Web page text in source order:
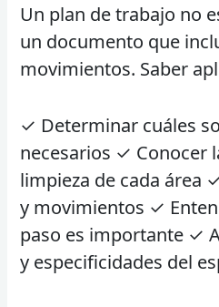
Un plan de trabajo no
un documento que
movimientos. Saber
✓ Determinar cuáles
necesarios ✓ Conocer
limpieza de cada área
y movimientos ✓
paso es importante ✓
y especificidades del